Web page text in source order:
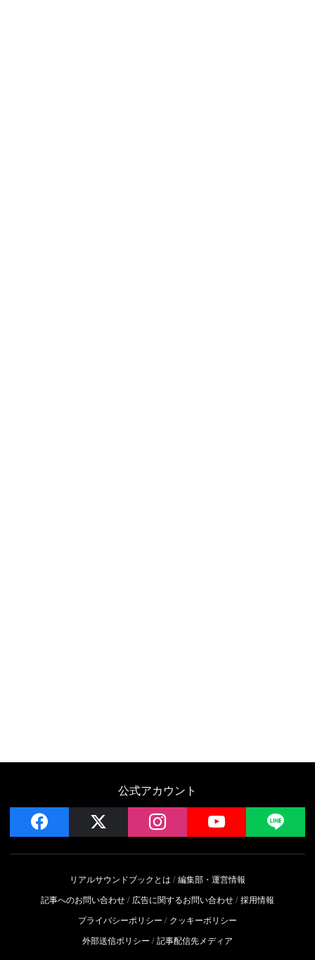
公式アカウント
facebook instagram YouTube
リアルサウンドブックとは
編集部・運営情報
記事へのお問い合わせ
広告に関するお問い合わせ 採用情報
プライバシーポリシー
クッキーポリシー
外部送信ポリシー
記事配信先メディア